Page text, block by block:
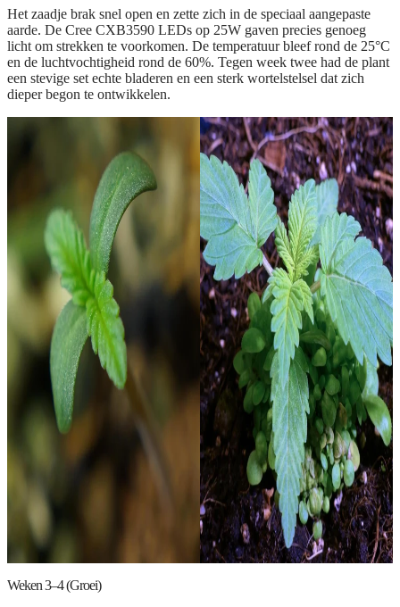
Het zaadje brak snel open en zette zich in de speciaal aangepaste
aarde. De Cree CXB3590 LEDs op 25W gaven precies genoeg
licht om strekken te voorkomen. De temperatuur bleef rond de 25°C
en de luchtvochtigheid rond de 60%. Tegen week twee had de plant
een stevige set echte bladeren en een sterk wortelstelsel dat zich
dieper begon te ontwikkelen.
Weken 3–4 (Groei)